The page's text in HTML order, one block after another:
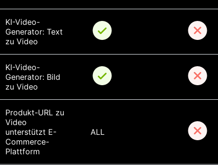
KI-Video-
Generator: Text
zu Video
KI-Video-
Generator: Bild
zu Video
Produkt-URL zu
Video
unterstützt E-
Commerce-
Plattform
ALL